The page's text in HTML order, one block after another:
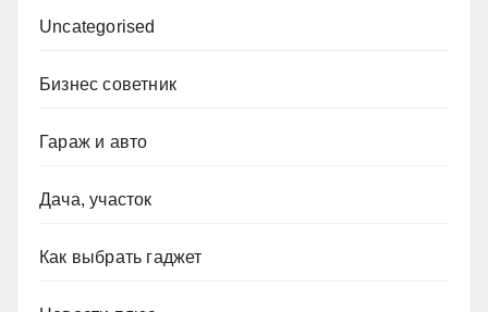
Uncategorised
Бизнес советник
Гараж и авто
Дача, участок
Как выбрать гаджет